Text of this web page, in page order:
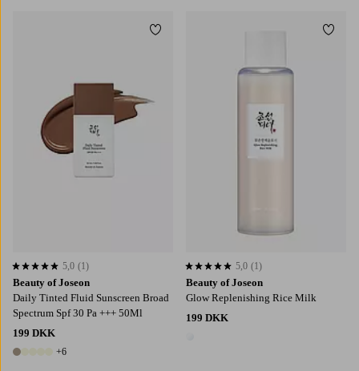
Beauty of Joseon
Daily Tinted Fluid Sunscreen Broad
Spectrum Spf 30 Pa +++ 50Ml
199 DKK
11 farver
+6
5,0 baseret på 1 bedømmelser
5,0 (1)
Tilføj til favoritter
Beauty of Joseon
Glow Replenishing Rice Milk
199 DKK
5,0 baseret på 1 bedømmelser
5,0 (1)